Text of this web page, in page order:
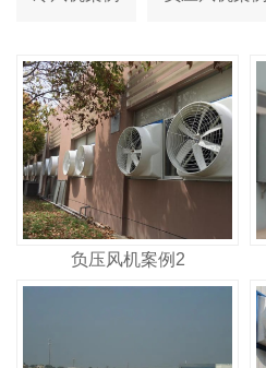
负压风机案例2